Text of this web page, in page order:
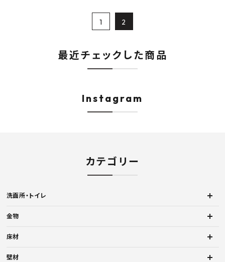
1 2
最近チェックした商品
Instagram
カテゴリー
洗面所・トイレ
金物
床材
壁材